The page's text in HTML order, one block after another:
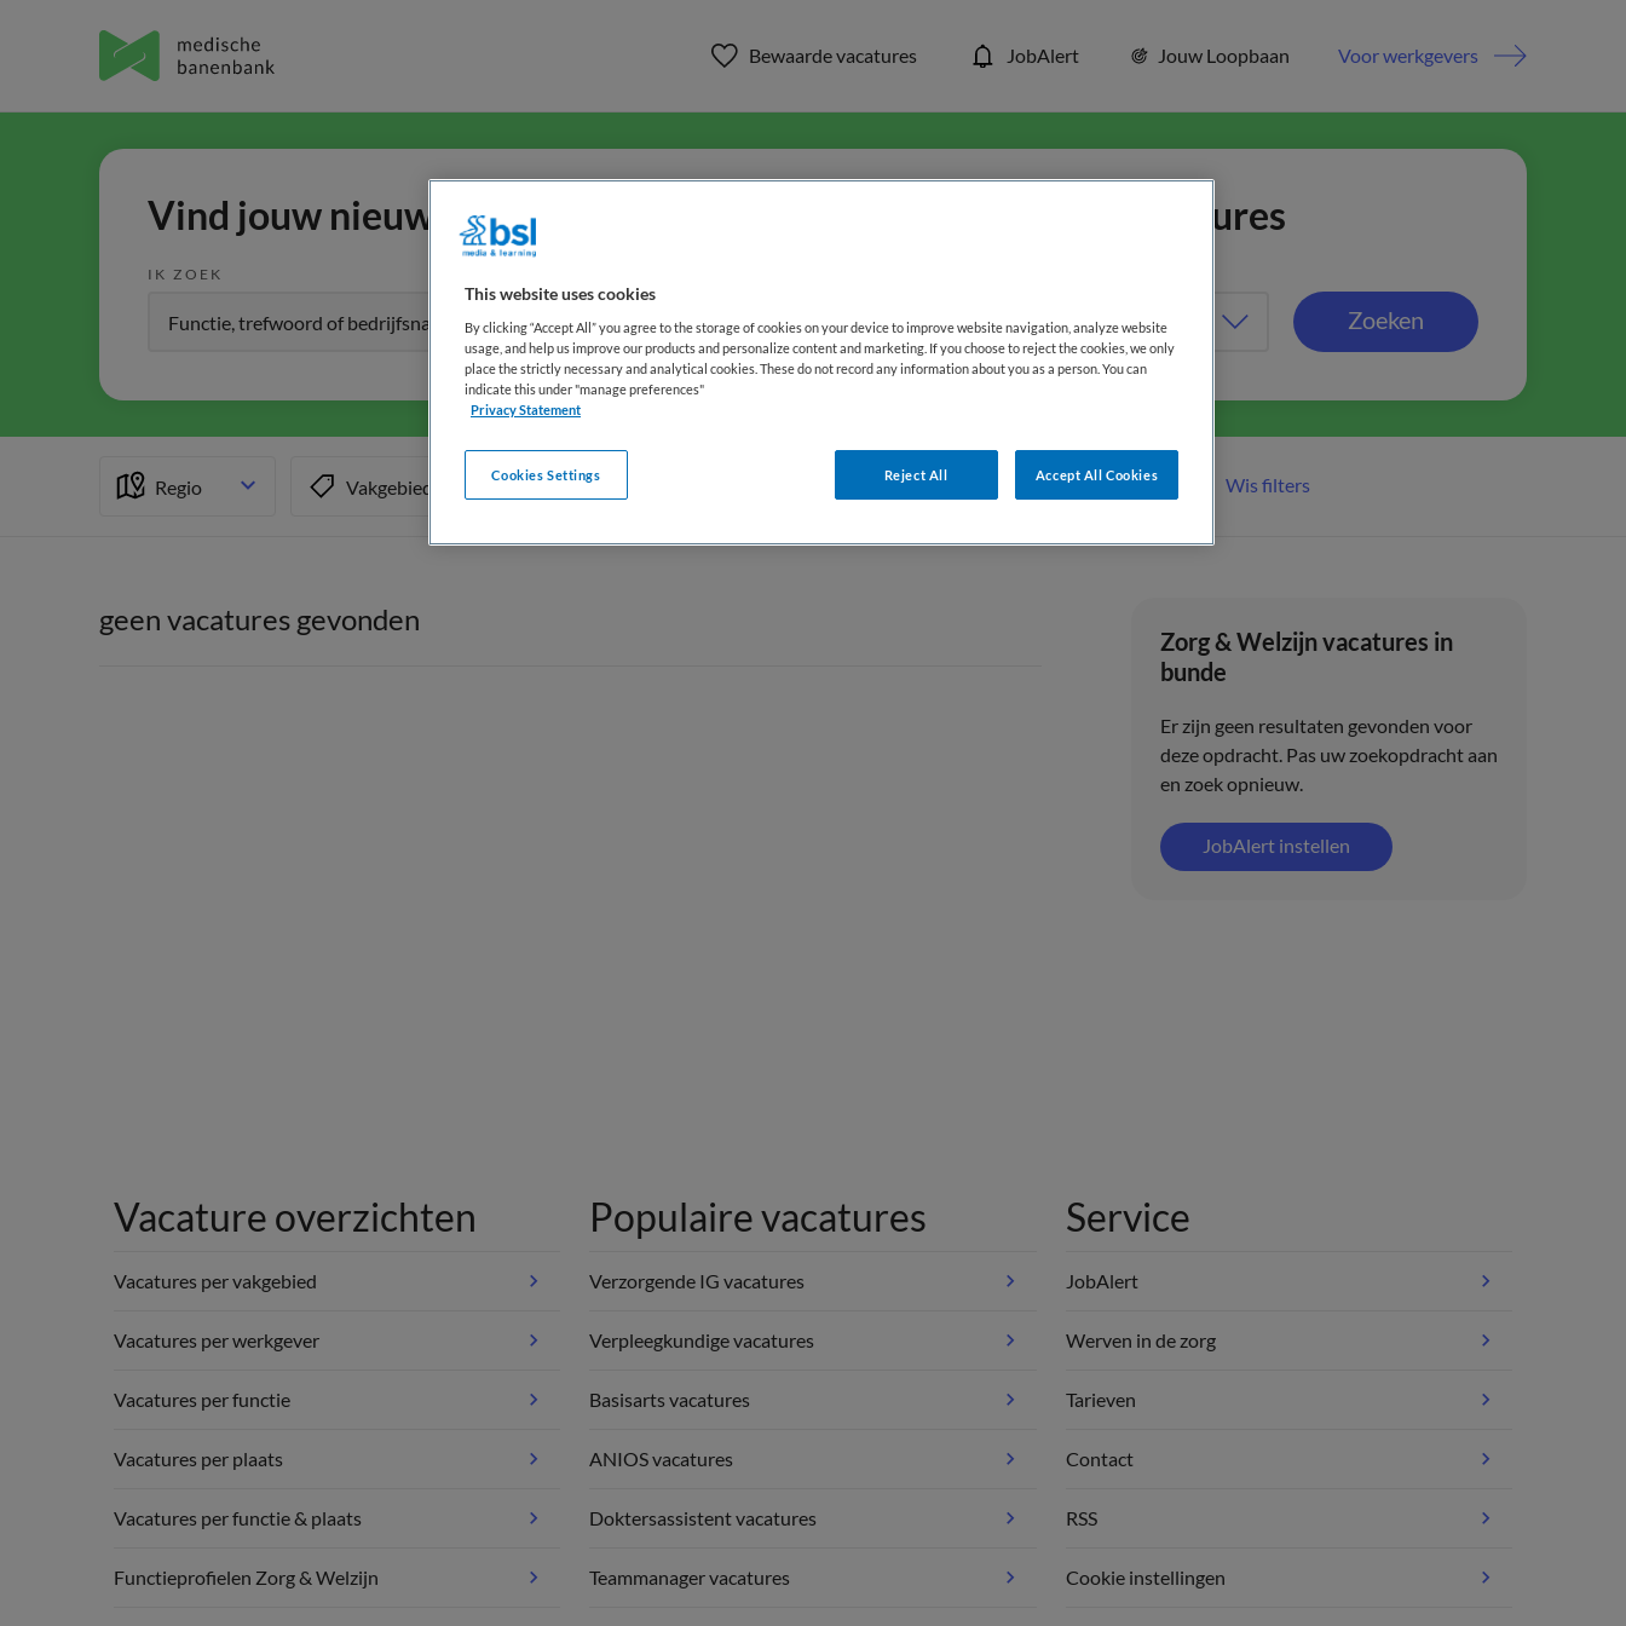
Bewaarde vacatures JobAlert Jouw Loopbaan Voor werkgevers
Vind jouw nieuwe baan in ons aanbod van zorg & welzijn vacatures
IK ZOEK
Zoeken
Regio Vakgebied Functiegebied Opleiding Meer filters Wis filters
Zorg & Welzijn vacatures in
bunde
Er zijn geen resultaten gevonden voor
deze opdracht. Pas uw zoekopdracht aan
en zoek opnieuw.
JobAlert instellen
geen vacatures gevonden
Vacature overzichten
Vacatures per vakgebied
Vacatures per werkgever
Vacatures per functie
Vacatures per plaats
Vacatures per functie & plaats
Functieprofielen Zorg & Welzijn
Populaire vacatures
Verzorgende IG vacatures
Verpleegkundige vacatures
Basisarts vacatures
ANIOS vacatures
Doktersassistent vacatures
Teammanager vacatures
Service
JobAlert
Werven in de zorg
Tarieven
Contact
RSS
Cookie instellingen
This website uses cookies
By clicking “Accept All” you agree to the storage of cookies on your device to improve website navigation, analyze website
usage, and help us improve our products and personalize content and marketing. If you choose to reject the cookies, we only
place the strictly necessary and analytical cookies. These do not record any information about you as a person. You can
indicate this under "manage preferences"
Privacy Statement
Reject All Accept All Cookies
Cookies Settings